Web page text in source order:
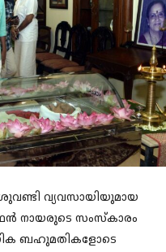
വ്യവസായിയുമായ
നായരുടെ സംസ്കാരം
ബഹുമതികളോടെ